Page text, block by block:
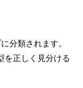
分類されます。
を正しく見分ける